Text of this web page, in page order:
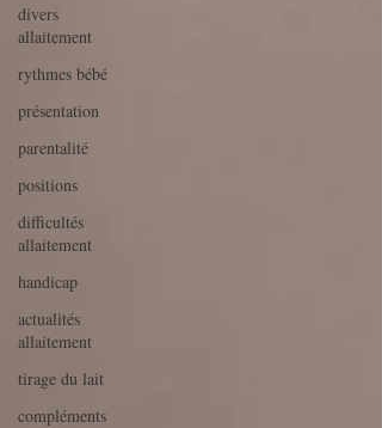
divers
allaitement
rythmes bébé
présentation
parentalité
positions
difficultés
allaitement
handicap
actualités
allaitement
tirage du lait
compléments